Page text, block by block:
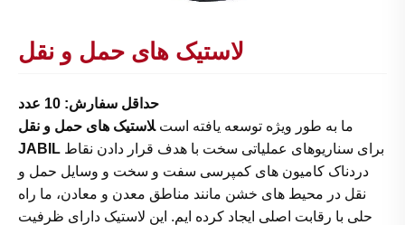
لاستیک های حمل و نقل
حداقل سفارش: 10 عدد
ما به طور ویژه توسعه یافته است لاستیک های حمل و نقل
JABIL برای سناریوهای عملیاتی سخت با هدف قرار دادن نقاط
دردناک کامیون های کمپرسی سفت و سخت و وسایل حمل و
نقل در محیط های خشن مانند مناطق معدن و معادن، ما راه
حلی با رقابت اصلی ایجاد کرده ایم. این لاستیک دارای ظرفیت